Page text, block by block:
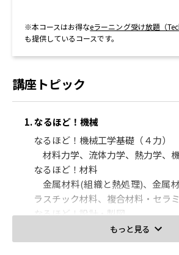
バイオマス高分子材料
アミノ酸
木質系高分子
生産量
熱硬化・熱可塑
アクリロニトリル
4. ゼロから学ぶ物理化学・電気化学
1.化学熱力学
エネルギーについて
熱容量
第一法則
2.酸化と還元
※本コースはお得なeラーニング受け放題（
も提供しているコースです。
講座トピック
1. なるほど！機械
なるほど！機械工学基礎（４力）
材料力学、流体力学、熱力学、
なるほど！材料
金属材料(組織と熱処理)、金属
ラスチック材料、複合材料・セラ
なるほど！設計・製図
機械製図の基礎、機械要素の
礎、信頼性設計
もっと見る